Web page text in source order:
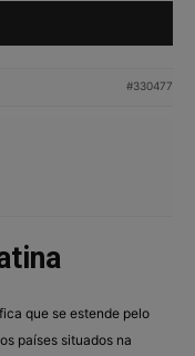
#330477
que se estende pelo
países situados na